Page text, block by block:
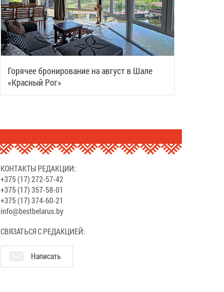
Горячее бронирование на август в Шале
«Красный Рог»
КОНТАКТЫ РЕДАКЦИИ:
+375 (17) 272-57-42
+375 (17) 357-58-01
+375 (17) 374-60-21
info@bestbelarus.by
СВЯЗАТЬСЯ С РЕДАКЦИЕЙ:
Написать